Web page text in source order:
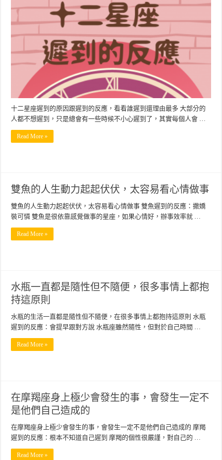
十二星座遲到的原因跟遲到的反應，看看誰遲到還理由最多 大部分的
人都不想遲到，只是總會有一些時候不小心遲到了，其實每個人會 …
Read More »
雙魚的人生動力起起伏伏，太容易看心情做事
雙魚的人生動力起起伏伏，太容易看心情做事 雙魚遲到的反應：撒嬌
裝可憐 雙魚是很依靠感覺做事的星座，如果心情好，辦事效率就 …
Read More »
水瓶一直都是隨性但不隨便，很多事情上都抱
持這原則
水瓶的生活一直都是隨性但不隨便，在很多事情上都抱持這原則 水瓶
遲到的反應：會提早跟對方說 水瓶座雖然隨性，但對於自己時間 …
Read More »
在摩羯座身上極少會發生的事，會發生一定不
是他們自己造成的
在摩羯座身上極少會發生的事，會發生一定不是他們自己造成的 摩羯
遲到的反應：根本不知道自己遲到 摩羯的個性很嚴謹，對自己的 …
Read More »